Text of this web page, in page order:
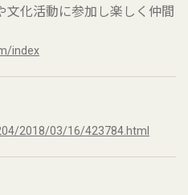
文化活動に参加し楽しく仲間
index
2018/03/16/423784.html